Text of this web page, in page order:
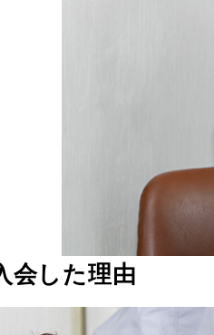
会した理由